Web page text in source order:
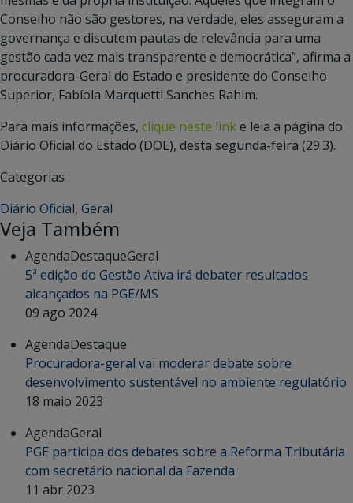
Conselho não são gestores, na verdade, eles asseguram a
governança e discutem pautas de relevância para uma
gestão cada vez mais transparente e democrática”, afirma a
procuradora-Geral do Estado e presidente do Conselho
Superior, Fabíola Marquetti Sanches Rahim.
Para mais informações, clique neste linke leia a página do
Diário Oficial do Estado (DOE), desta segunda-feira (29.3).
Categorias :
Diário Oficial, Geral
Veja Também
AgendaDestaqueGeral
5ª edição do Gestão Ativa irá debater resultados
alcançados na PGE/MS
09 ago 2024
AgendaDestaque
Procuradora-geral vai moderar debate sobre
desenvolvimento sustentável no ambiente regulatório
18 maio 2023
AgendaGeral
PGE participa dos debates sobre a Reforma Tributária
com secretário nacional da Fazenda
11 abr 2023